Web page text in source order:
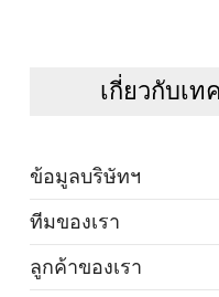
เกี่ยวกับเ
ข้อมูลบริษัทฯ
ทีมของเรา
ลูกค้าของเรา